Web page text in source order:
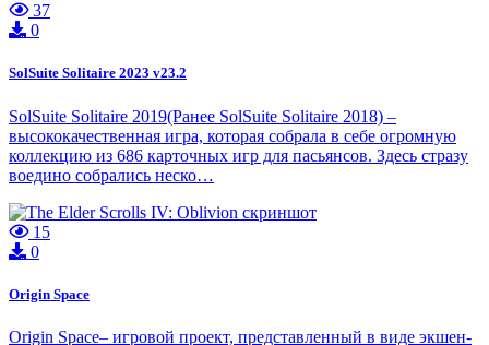
37
0
SolSuite Solitaire 2023 v23.2
SolSuite Solitaire 2019(Ранее SolSuite Solitaire 2018) –
высококачественная игра, которая собрала в себе огромную
коллекцию из 686 карточных игр для пасьянсов. Здесь стразу
воедино собрались неско…
15
0
Origin Space
Origin Space– игровой проект, представленный в виде экшен-